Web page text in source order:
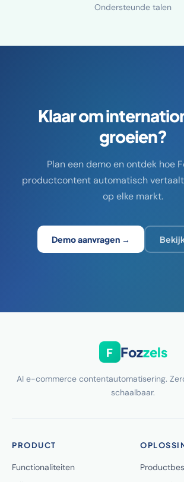
Ondersteunde talen
Klaar om
groeien?
Plan een demo en ontdek hoe
productcontent automatisch
op elke markt.
Demo aanvragen →
F Fozzels
AI e-commerce contentautomatisering.
schaalbaar.
PRODUCT
Functionaliteiten